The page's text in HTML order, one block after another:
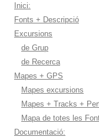
Inici:
Fonts + Descripció
Excursions
de Grup
de Recerca
Mapes + GPS
Mapes excursions
Mapes + Tracks +
Mapa de totes les
Documentació: